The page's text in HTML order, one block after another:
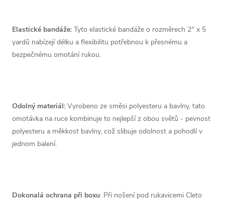
Elastické bandáže: Tyto elastické bandáže o rozměrech 2" x 5
yardů nabízejí délku a flexibilitu potřebnou k přesnému a
bezpečnému omotání rukou.
Odolný materiál: Vyrobeno ze směsi polyesteru a bavlny, tato
omotávka na ruce kombinuje to nejlepší z obou světů - pevnost
polyesteru a měkkost bavlny, což slibuje odolnost a pohodlí v
jednom balení.
Dokonalá ochrana při boxu: Při nošení pod rukavicemi Cleto